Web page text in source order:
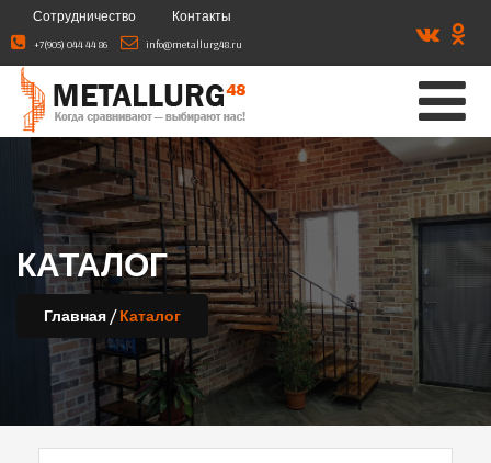
Сотрудничество Контакты
+7(905) 044 44 86 info@metallurg48.ru
КАТАЛОГ
Главная /Каталог